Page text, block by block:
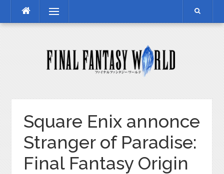
content
Menu
Square Enix annonce
Stranger of Paradise:
Final Fantasy Origin